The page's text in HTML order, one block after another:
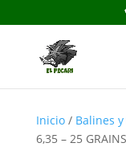
Inicio/ Balines
6,35 – 25